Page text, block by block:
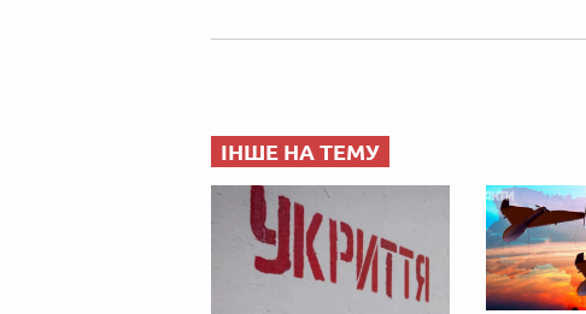
ІНШЕ НА ТЕМУ